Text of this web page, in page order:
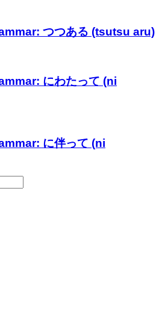
つつある (tsutsu aru)
にわたって (ni
に伴って (ni